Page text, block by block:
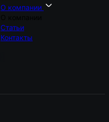
О компании
Статьи
Контакты